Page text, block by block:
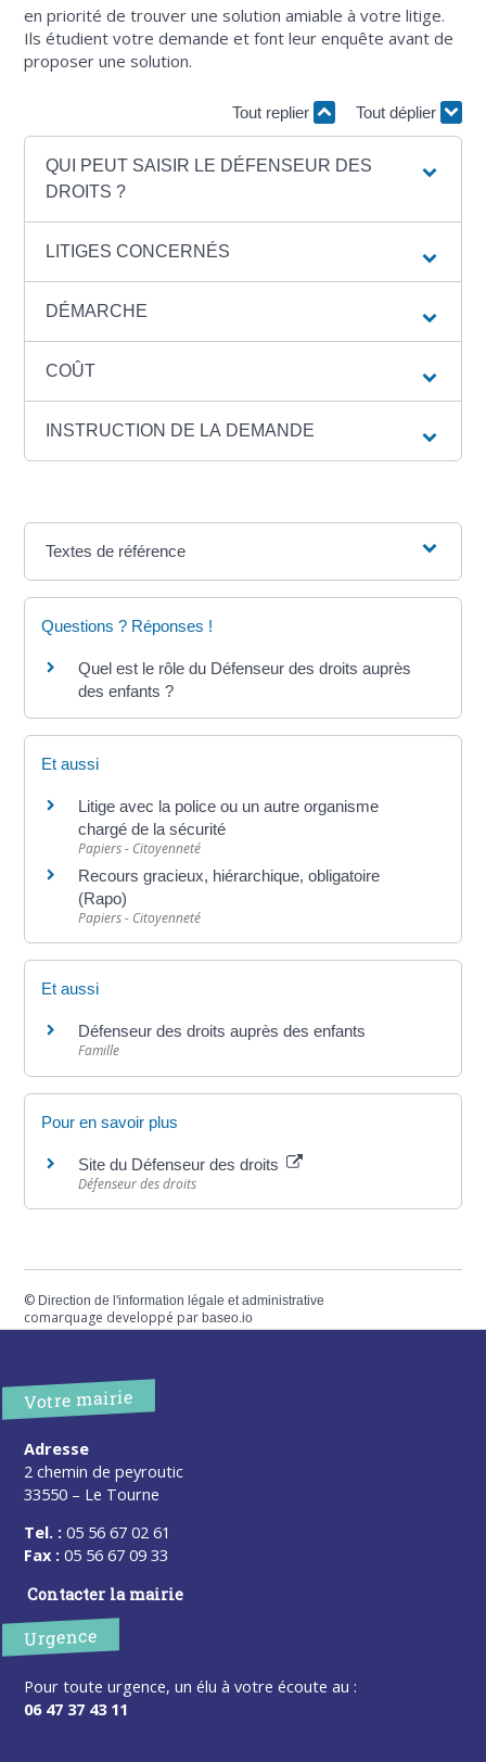
en priorité de trouver une solution amiable à votre litige.
Ils étudient votre demande et font leur enquête avant de
proposer une solution.
Tout replier Tout déplier
QUI PEUT SAISIR LE DÉFENSEUR DES
DROITS ?
LITIGES CONCERNÉS
DÉMARCHE
COÛT
INSTRUCTION DE LA DEMANDE
Textes de référence
Questions ? Réponses !
Quel est le rôle du Défenseur des droits auprès
des enfants ?
Et aussi
Litige avec la police ou un autre organisme
chargé de la sécurité
Papiers - Citoyenneté
Recours gracieux, hiérarchique, obligatoire
(Rapo)
Papiers - Citoyenneté
Et aussi
Défenseur des droits auprès des enfants
Famille
Pour en savoir plus
Site du Défenseur des droits
Défenseur des droits
© Direction de l'information légale et administrative
comarquage developpé parbaseo.io
Votre mairie
Adresse
2 chemin de peyroutic
33550 – Le Tourne
Tel. : 05 56 67 02 61
Fax : 05 56 67 09 33
Contacter la mairie
Urgence
Pour toute urgence, un élu à votre écoute au :
06 47 37 43 11